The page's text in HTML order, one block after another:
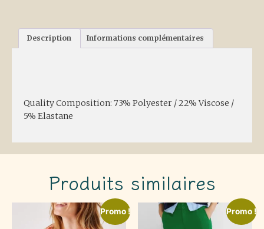
Description Informations complémentaires
Quality Composition: 73% Polyester / 22% Viscose /
5% Elastane
Produits similaires
Promo ! Promo !